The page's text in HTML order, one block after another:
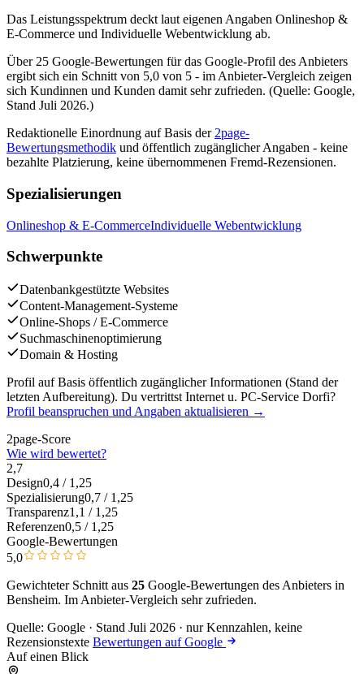
Das Leistungsspektrum deckt laut eigenen Angaben Onlineshop &
E-Commerce und Individuelle Webentwicklung ab.
Über 25 Google-Bewertungen für das Google-Profil des Anbieters
ergibt sich ein Schnitt von 5,0 von 5 - im Anbieter-Vergleich zeigen
sich Kundinnen und Kunden damit sehr zufrieden. (Quelle: Google,
Stand Juli 2026.)
Redaktionelle Einordnung auf Basis der 2page-
Bewertungsmethodik und öffentlich zugänglicher Angaben - keine
bezahlte Platzierung, keine übernommenen Fremd-Rezensionen.
Spezialisierungen
Onlineshop & E-CommerceIndividuelle Webentwicklung
Schwerpunkte
Datenbankgestützte Websites
Content-Management-Systeme
Online-Shops / E-Commerce
Suchmaschinenoptimierung
Domain & Hosting
Profil auf Basis öffentlich zugänglicher Informationen (Stand der
letzten Aufbereitung). Du vertrittst Internet u. PC-Service Dorfi?
Profil beanspruchen und Angaben aktualisieren →
2page-Score
Wie wird bewertet?
2,7
Design0,4 / 1,25
Spezialisierung0,7 / 1,25
Transparenz1,1 / 1,25
Referenzen0,5 / 1,25
Google-Bewertungen
5,0
Gewichteter Schnitt aus 25 Google-Bewertungen des Anbieters in
Bensheim. Im Anbieter-Vergleich sehr zufrieden.
Quelle: Google · Stand Juli 2026 · nur Kennzahlen, keine
Rezensionstexte Bewertungen auf Google
Auf einen Blick